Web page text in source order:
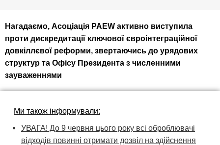
Нагадаємо, Асоціація PAEW активно виступила
проти дискредитації ключової євроінтеграційної
довкіллєвої реформи, звертаючись до урядових
структур та Офісу Президента з численними
зауваженнями
Ми також інформували:
УВАГА! До 9 червня цього року всі оброблювачі
відходів повинні отримати дозвіл на здійснення